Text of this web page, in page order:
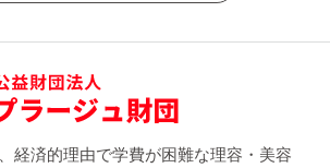
経済的理由で学費が困難な理容・美容